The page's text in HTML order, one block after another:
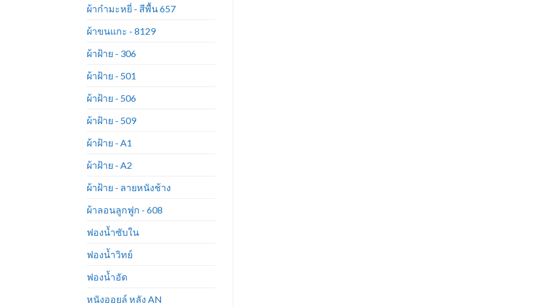
ผ้ากำมะหยี่ - สีพื้น 657
ผ้าขนแกะ - 8129
ผ้าฝ้าย - 306
ผ้าฝ้าย - 501
ผ้าฝ้าย - 506
ผ้าฝ้าย - 509
ผ้าฝ้าย - A1
ผ้าฝ้าย - A2
ผ้าฝ้าย - ลายหนังช้าง
ผ้าลอนลูกฟูก - 608
ฟองน้ำซับใน
ฟองน้ำวิทย์
ฟองน้ำอัด
หนังออยล์ หลัง AN